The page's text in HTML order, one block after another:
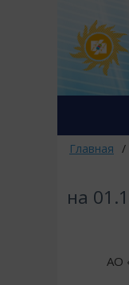
Главная /
на
АО